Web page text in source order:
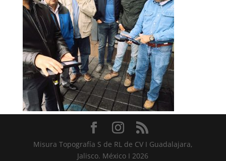
Misura Topografía S de RL de CV I Guadalajara,
Jalisco. México I 2026